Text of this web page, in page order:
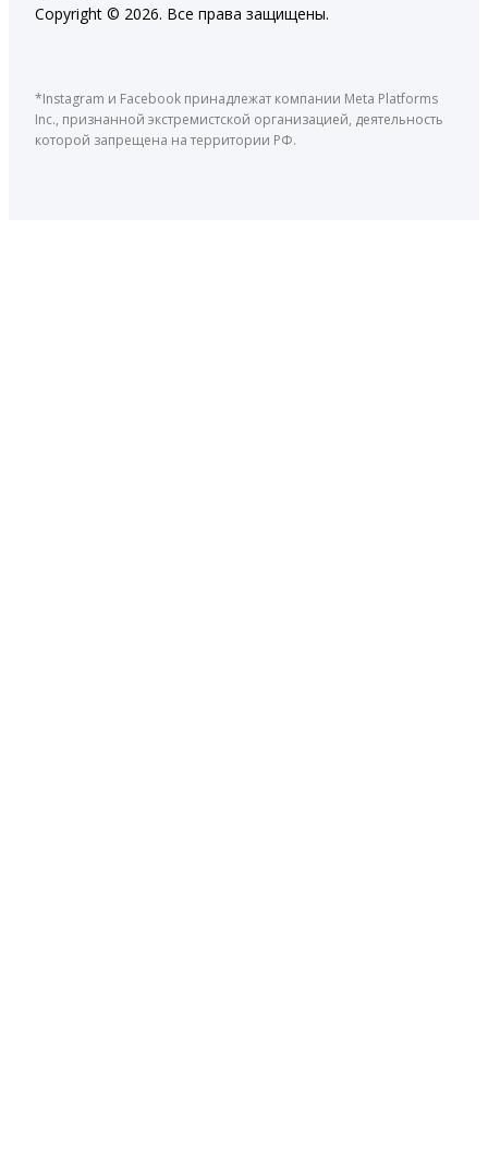
Copyright © 2026. Все права защищены.
*Instagram и Facebook принадлежат компании Meta Platforms
Inc., признанной экстремистской организацией, деятельность
которой запрещена на территории РФ.